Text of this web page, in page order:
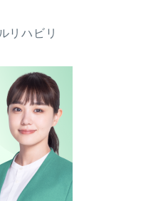
リハビリ